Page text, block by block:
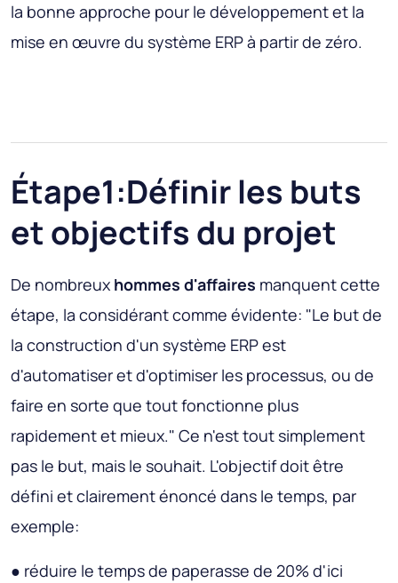
la bonne approche pour le développement et la
mise en œuvre du système ERP à partir de zéro.
Étape1:Définir les buts
et objectifs du projet
De nombreux hommes d'affaires manquent cette
étape, la considérant comme évidente: "Le but de
la construction d'un système ERP est
d'automatiser et d'optimiser les processus, ou de
faire en sorte que tout fonctionne plus
rapidement et mieux." Ce n'est tout simplement
pas le but, mais le souhait. L'objectif doit être
défini et clairement énoncé dans le temps, par
exemple:
● réduire le temps de paperasse de 20% d'ici